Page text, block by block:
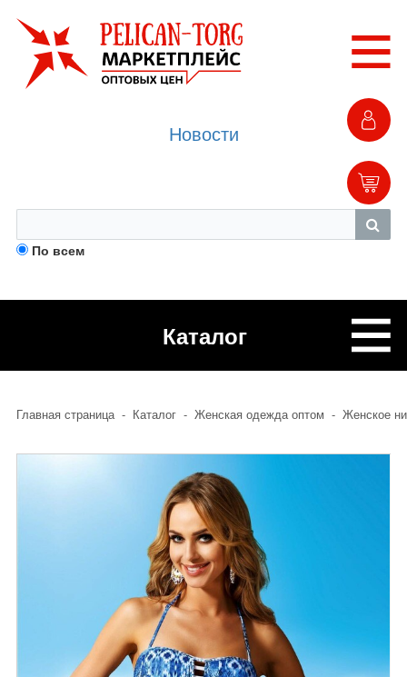
По всем
Новости
Каталог
Главная страница - Каталог - Женская одежда оптом - Женское